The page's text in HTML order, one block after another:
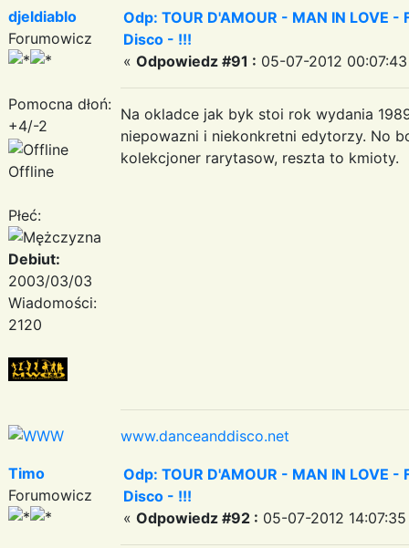
djeldiablo
Forumowicz
Pomocna dłoń:
+4/-2
Offline
Płeć:
Debiut:
2003/03/03
Wiadomości:
2120
Odp: TOUR D'AMOUR - MAN IN LOVE
Disco - !!!
« Odpowiedz #91 : 05-07-2012
Na okladce jak byk stoi rok wydania
niepowazni i niekonkretni edytorzy. No
kolekcjoner rarytasow, reszta to kmioty.
www.danceanddisco.net
Timo
Forumowicz
Odp: TOUR D'AMOUR - MAN IN LOVE
Disco - !!!
« Odpowiedz #92 : 05-07-2012